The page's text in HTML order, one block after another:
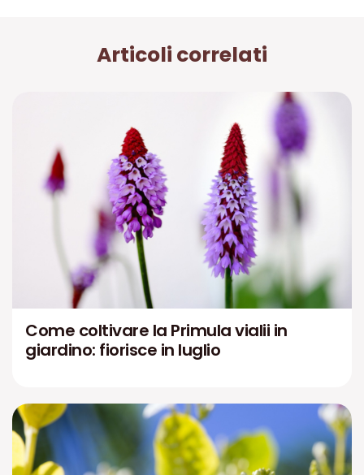
Articoli correlati
Come coltivare la Primula vialii in
giardino: fiorisce in luglio